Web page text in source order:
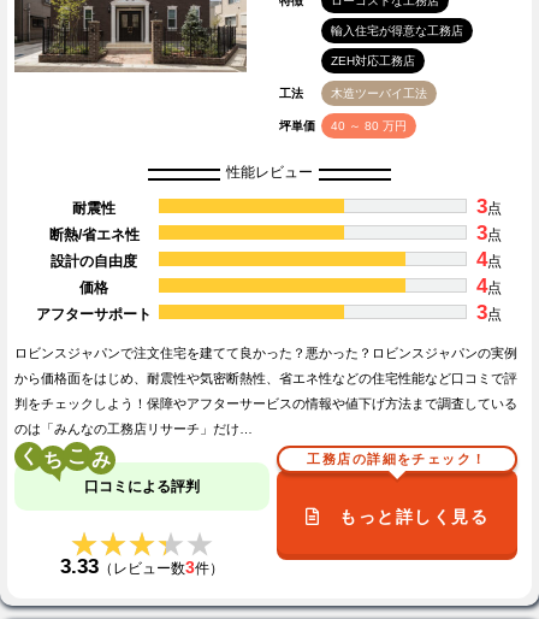
輸入住宅が得意な工務店
ZEH対応工務店
工法 木造ツーバイ工法
坪単価 40 ～ 80 万円
性能レビュー
耐震性 3点
断熱/省エネ性
3点
設計の自由度
4点
価格
4点
アフターサポート
3点
ロビンスジャパンで注文住宅を建てて良かった？悪かった？ロビンスジャパンの実例
から価格面をはじめ、耐震性や気密断熱性、省エネ性などの住宅性能など口コミで評
判をチェックしよう！保障やアフターサービスの情報や値下げ方法まで調査している
のは「みんなの工務店リサーチ」だけ…
く こ
口コミによる評判
★★★★★
★★★★★
3.33 （レビュー数3件）
工務店の詳細をチェック！
もっと詳しく見る